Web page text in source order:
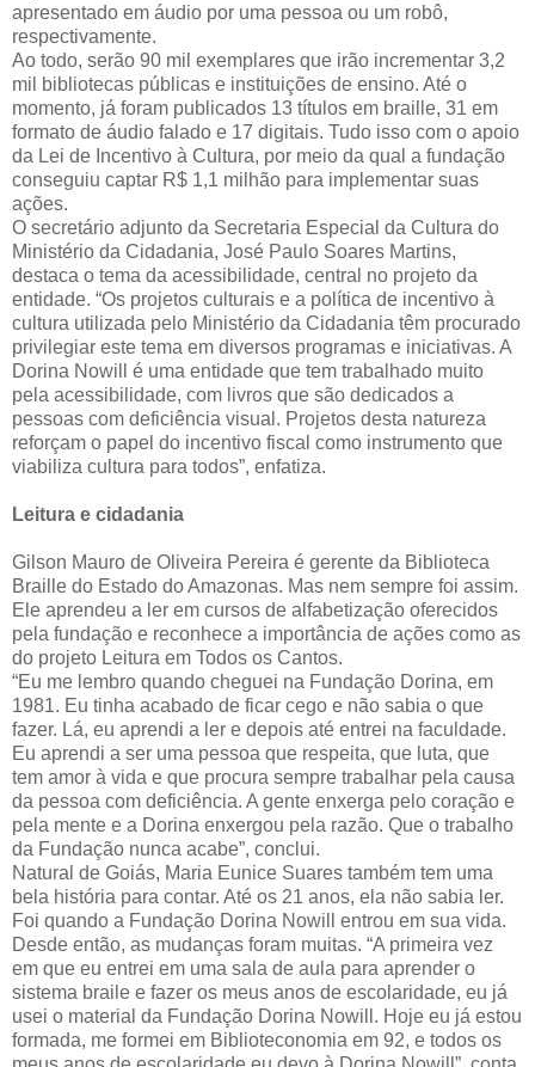
apresentado em áudio por uma pessoa ou um robô,
respectivamente.
Ao todo, serão 90 mil exemplares que irão incrementar 3,2
mil bibliotecas públicas e instituições de ensino. Até o
momento, já foram publicados 13 títulos em braille, 31 em
formato de áudio falado e 17 digitais. Tudo isso com o apoio
da Lei de Incentivo à Cultura, por meio da qual a fundação
conseguiu captar R$ 1,1 milhão para implementar suas
ações.
O secretário adjunto da Secretaria Especial da Cultura do
Ministério da Cidadania, José Paulo Soares Martins,
destaca o tema da acessibilidade, central no projeto da
entidade. “Os projetos culturais e a política de incentivo à
cultura utilizada pelo Ministério da Cidadania têm procurado
privilegiar este tema em diversos programas e iniciativas. A
Dorina Nowill é uma entidade que tem trabalhado muito
pela acessibilidade, com livros que são dedicados a
pessoas com deficiência visual. Projetos desta natureza
reforçam o papel do incentivo fiscal como instrumento que
viabiliza cultura para todos”, enfatiza.
Leitura e cidadania
Gilson Mauro de Oliveira Pereira é gerente da Biblioteca
Braille do Estado do Amazonas. Mas nem sempre foi assim.
Ele aprendeu a ler em cursos de alfabetização oferecidos
pela fundação e reconhece a importância de ações como as
do projeto Leitura em Todos os Cantos.
“Eu me lembro quando cheguei na Fundação Dorina, em
1981. Eu tinha acabado de ficar cego e não sabia o que
fazer. Lá, eu aprendi a ler e depois até entrei na faculdade.
Eu aprendi a ser uma pessoa que respeita, que luta, que
tem amor à vida e que procura sempre trabalhar pela causa
da pessoa com deficiência. A gente enxerga pelo coração e
pela mente e a Dorina enxergou pela razão. Que o trabalho
da Fundação nunca acabe”, conclui.
Natural de Goiás, Maria Eunice Suares também tem uma
bela história para contar. Até os 21 anos, ela não sabia ler.
Foi quando a Fundação Dorina Nowill entrou em sua vida.
Desde então, as mudanças foram muitas. “A primeira vez
em que eu entrei em uma sala de aula para aprender o
sistema braile e fazer os meus anos de escolaridade, eu já
usei o material da Fundação Dorina Nowill. Hoje eu já estou
formada, me formei em Biblioteconomia em 92, e todos os